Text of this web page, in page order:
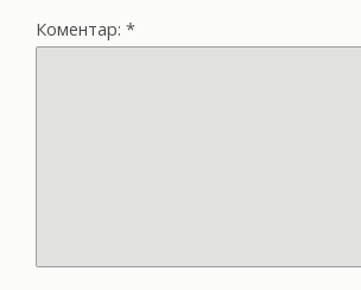
Коментар: *